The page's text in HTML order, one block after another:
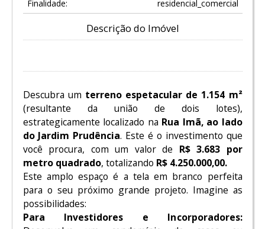
Finalidade: residencial_comercial
Descrição do Imóvel
Descubra um terreno espetacular de 1.154 m²
(resultante da união de dois lotes),
estrategicamente localizado na Rua Imã, ao lado
do Jardim Prudência. Este é o investimento que
você procura, com um valor de R$ 3.683 por
metro quadrado, totalizando R$ 4.250.000,00.
Este amplo espaço é a tela em branco perfeita
para o seu próximo grande projeto. Imagine as
possibilidades:
Para Investidores e Incorporadores: